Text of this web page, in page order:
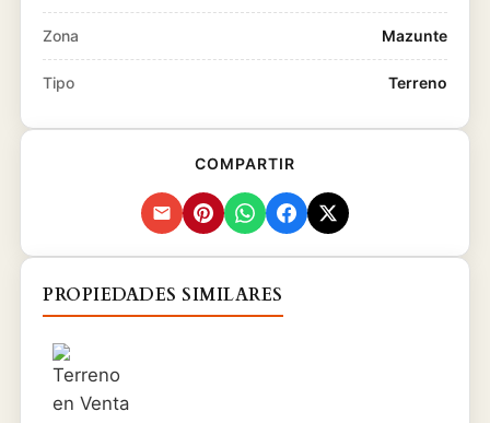
Zona Mazunte
Tipo Terreno
COMPARTIR
PROPIEDADES SIMILARES